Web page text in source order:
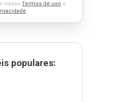
nosso Termos de uso e
populares: